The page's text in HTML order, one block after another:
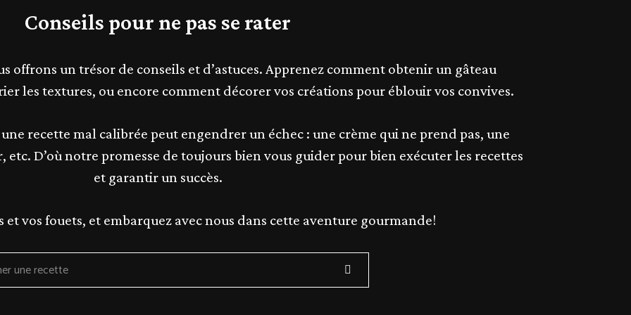
Conseils pour ne pas se rater
offrons un trésor de conseils et d’astuces. Apprenez comment obtenir un gâteau
les textures, ou encore comment décorer vos créations pour éblouir vos convives.
recette mal calibrée peut engendrer un échec : une crème qui ne prend pas, une
D’où notre promesse de toujours bien vous guider pour bien exécuter les recettes
et garantir un succès.
et vos fouets, et embarquez avec nous dans cette aventure gourmande!